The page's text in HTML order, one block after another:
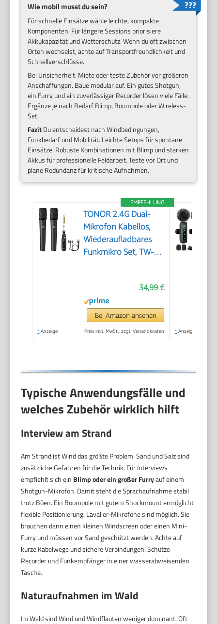
Wie mobil musst du sein?
Für schnelle Einsätze wähle leichte, kompakte
Komponenten. Für längere Sessions priorisiere
Akkukapazität und Wetterschutz. Wenn du oft zwischen
Orten wechselst, achte auf Transportfreundlichkeit und
Schnellverschlüsse.
Bei Unsicherheit: Miete oder teste Zubehör vor größeren
Anschaffungen. Baue modular auf. Ein gutes Shotgun,
ein Furry und ein zuverlässiger Recorder lösen viele Fälle.
Ergänze je nach Bedarf Blimp, Boompole oder Wireless-
Set.
FazitDu entscheidest nach Windbedingungen,
Funkbedarf und Mobilität. Leichte Setups für spontane
Einsätze. Robuste Kombinationen mit Blimp und starken
Akkus für professionelle Feldarbeit. Teste vor Ort und
plane Redundanz für kritische Aufnahmen.
EMPFEHLUNG
TONOR 2.4G Dual-
Mikrofon Kabellos,
Wiederaufladbares
Funkmikro Set, TW-
34,99 €
Bei Amazon ansehen
* Anzeige Preis inkl. MwSt., zzgl. Versandkosten * Anzeige
Typische Anwendungsfälle und
welches Zubehör wirklich hilft
Interview am Strand
Am Strand ist Wind das größte Problem. Sand und Salz sind
zusätzliche Gefahren für die Technik. Für Interviews
empfiehlt sich ein Blimp oder ein großer Furryauf einem
Shotgun-Mikrofon. Damit steht die Sprachaufnahme stabil
trotz Böen. Ein Boompole mit gutem Shockmount ermöglicht
flexible Positionierung. Lavalier-Mikrofone sind möglich. Sie
brauchen dann einen kleinen Windscreen oder einen Mini-
Furry und müssen vor Sand geschützt werden. Achte auf
kurze Kabelwege und sichere Verbindungen. Schütze
Recorder und Funkempfänger in einer wasserabweisenden
Tasche.
Naturaufnahmen im Wald
Im Wald sind Wind und Windflauten weniger dominant. Oft